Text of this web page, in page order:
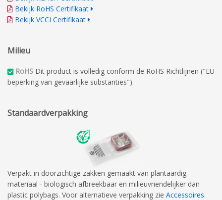
Bekijk RoHS Certifikaat
Bekijk VCCI Certifikaat
Milieu
RoHS Dit product is volledig conform de RoHS Richtlijnen ("EU
beperking van gevaarlijke substanties").
Standaardverpakking
Verpakt in doorzichtige zakken gemaakt van plantaardig
materiaal - biologisch afbreekbaar en milieuvriendelijker dan
plastic polybags. Voor alternatieve verpakking zie Accessoires.